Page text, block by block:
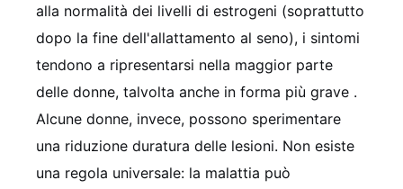
alla normalità dei livelli di estrogeni (soprattutto
dopo la fine dell'allattamento al seno), i sintomi
tendono a ripresentarsi nella maggior parte
delle donne, talvolta anche in forma più grave .
Alcune donne, invece, possono sperimentare
una riduzione duratura delle lesioni. Non esiste
una regola universale: la malattia può